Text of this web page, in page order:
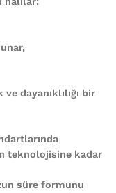
dayanıklılığı bir
teknolojisine kadar
süre formunu